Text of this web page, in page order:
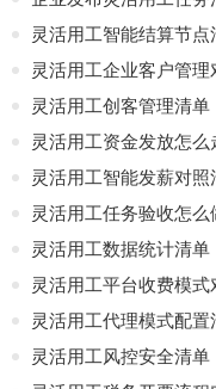
灵活用工智能结算节
灵活用工企业客户管
灵活用工创客管理清
灵活用工资金发放怎
灵活用工智能发薪对
灵活用工任务验收怎
灵活用工数据统计清
灵活用工平台收费模
灵活用工代理模式配
灵活用工风控安全清